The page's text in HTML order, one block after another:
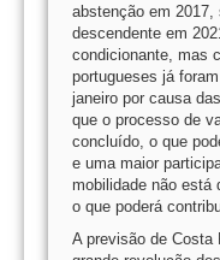
abstenção em 2017,
descendente em
condicionante, mas
portugueses já
janeiro por causa
que o processo de
concluído, o que
e uma maior
mobilidade não está
o que poderá
A previsão de Costa